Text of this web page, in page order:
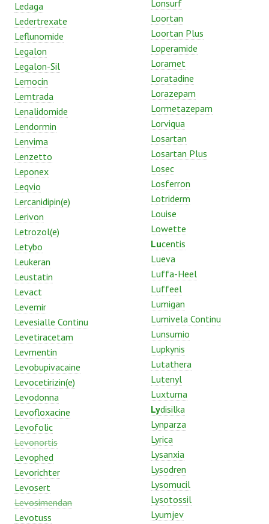
Ledaga
Ledertrexate
Leflunomide
Legalon
Legalon-Sil
Lemocin
Lemtrada
Lenalidomide
Lendormin
Lenvima
Lenzetto
Leponex
Leqvio
Lercanidipin(e)
Lerivon
Letrozol(e)
Letybo
Leukeran
Leustatin
Levact
Levemir
Levesialle Continu
Levetiracetam
Levmentin
Levobupivacaine
Levocetirizin(e)
Levodonna
Levofloxacine
Levofolic
Levonortis
Levophed
Levorichter
Levosert
Levosimendan
Levotuss
Lonsurf
Loortan
Loortan Plus
Loperamide
Loramet
Loratadine
Lorazepam
Lormetazepam
Lorviqua
Losartan
Losartan Plus
Losec
Losferron
Lotriderm
Louise
Lowette
Lucentis
Lueva
Luffa-Heel
Luffeel
Lumigan
Lumivela Continu
Lunsumio
Lupkynis
Lutathera
Lutenyl
Luxturna
Lydisilka
Lynparza
Lyrica
Lysanxia
Lysodren
Lysomucil
Lysotossil
Lyumjev